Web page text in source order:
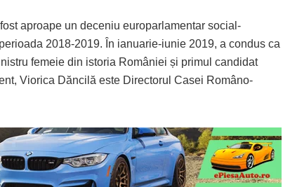
aproape un deceniu europarlamentar social-
2018-2019. În ianuarie-iunie 2019, a condus ca
femeie din istoria României și primul candidat
Viorica Dăncilă este Directorul Casei Româno-